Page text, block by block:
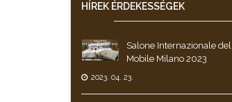
HÍREK ÉRDEKESSÉGEK
Salone Internazionale del
Mobile Milano 2023
2023. 04. 23.